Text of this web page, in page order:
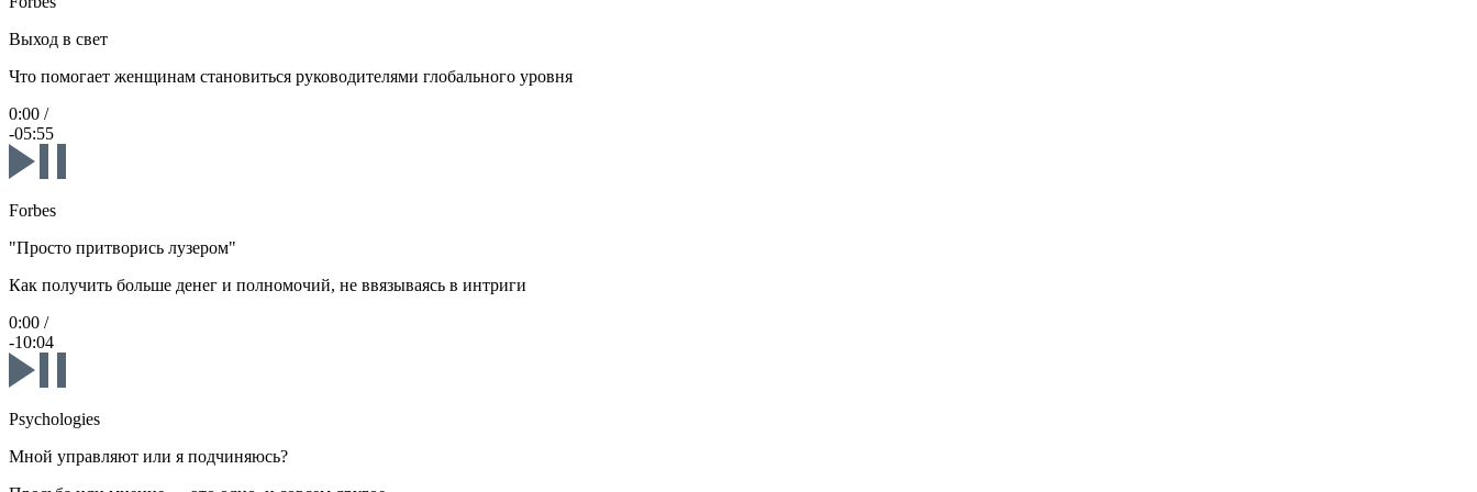
Выход в свет
Что помогает женщинам становиться руководителями глобального уровня
0:00 /
-05:55
Forbes
"Просто притворись лузером"
Как получить больше денег и полномочий, не ввязываясь в интриги
0:00 /
-10:04
Psychologies
Мной управляют или я подчиняюсь?